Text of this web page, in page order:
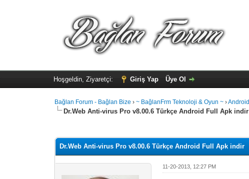
Hoşgeldin, Ziyaretçi: Giriş Yap Üye Ol
Bağlan Forum - Bağlan Bize ›~ BağlanFrm Teknoloji & Oyun ~ ›Android
Dr.Web Anti-virus Pro v8.00.6 Türkçe Android Full Apk indir
Dr.Web Anti-virus Pro v8.00.6 Türkçe Android Full Apk indir
11-20-2013, 12:27 PM